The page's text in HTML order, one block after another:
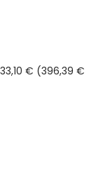
€ (396,39 €
Sternen